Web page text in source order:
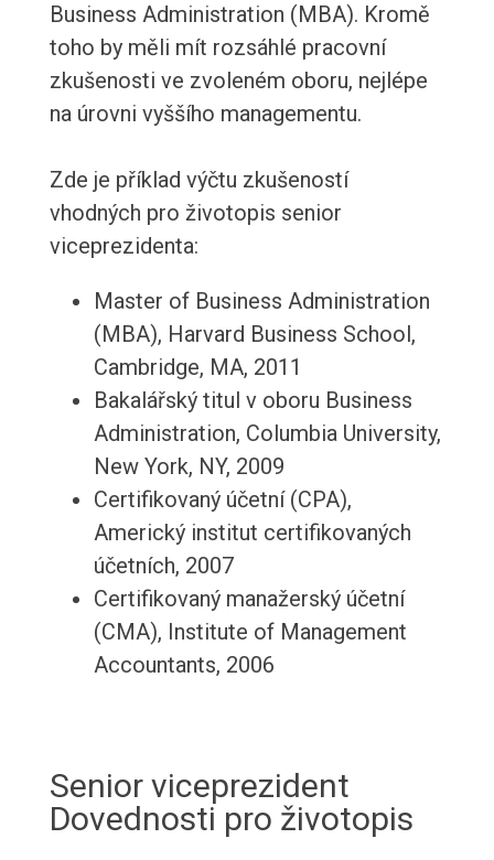
Business Administration (MBA). Kromě
toho by měli mít rozsáhlé pracovní
zkušenosti ve zvoleném oboru, nejlépe
na úrovni vyššího managementu.
Zde je příklad výčtu zkušeností
vhodných pro životopis senior
viceprezidenta:
Master of Business Administration
(MBA), Harvard Business School,
Cambridge, MA, 2011
Bakalářský titul v oboru Business
Administration, Columbia University,
New York, NY, 2009
Certifikovaný účetní (CPA),
Americký institut certifikovaných
účetních, 2007
Certifikovaný manažerský účetní
(CMA), Institute of Management
Accountants, 2006
Senior viceprezident
Dovednosti pro životopis